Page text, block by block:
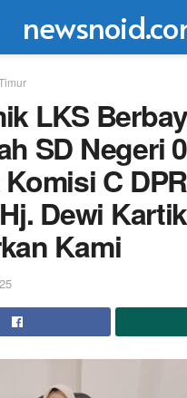
LKS
SD Negeri
C
Dewi
Kami